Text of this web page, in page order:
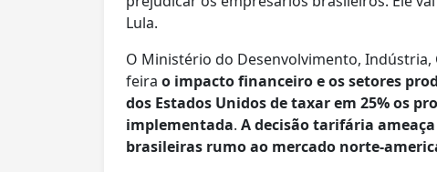
Lula.
O Ministério do Desenvolvimento, Indústria,
feira o impacto financeiro e os setores
dos Estados Unidos de taxar em 25% os
implementada. A decisão tarifária
brasileiras rumo ao mercado norte-